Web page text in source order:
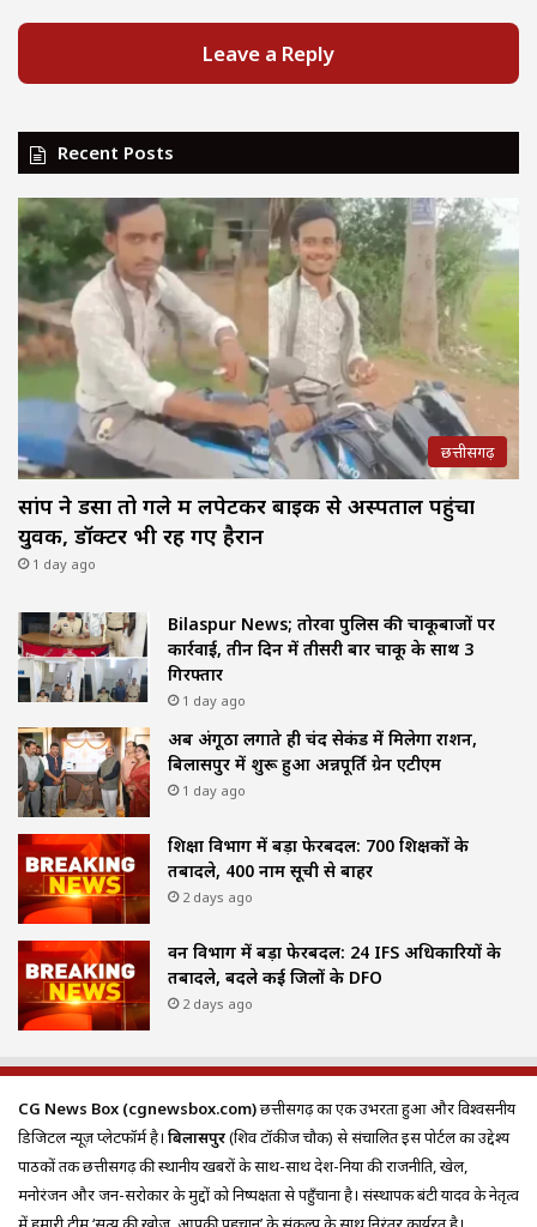
Leave a Reply
Recent Posts
छत्तीसगढ़
सांप ने डसा तो गले में लपेटकर बाइक से अस्पताल पहुंचा
युवक, डॉक्टर भी रह गए हैरान
1 day ago
Bilaspur News; तोरवा पुलिस की चाकूबाजों पर
कार्रवाई, तीन दिन में तीसरी बार चाकू के साथ 3
गिरफ्तार
1 day ago
अब अंगूठा लगाते ही चंद सेकंड में मिलेगा राशन,
बिलासपुर में शुरू हुआ अन्नपूर्ति ग्रेन एटीएम
1 day ago
शिक्षा विभाग में बड़ा फेरबदल: 700 शिक्षकों के
तबादले, 400 नाम सूची से बाहर
2 days ago
वन विभाग में बड़ा फेरबदल: 24 IFS अधिकारियों के
तबादले, बदले कई जिलों के DFO
2 days ago
CG News Box (cgnewsbox.com)छत्तीसगढ़ का एक उभरता हुआ और विश्वसनीय
डिजिटल न्यूज़ प्लेटफॉर्म है। बिलासपुर(शिव टॉकीज चौक) से संचालित इस पोर्टल का उद्देश्य
पाठकों तक छत्तीसगढ़ की स्थानीय खबरों के साथ-साथ देश-दुनिया की राजनीति, खेल,
मनोरंजन और जन-सरोकार के मुद्दों को निष्पक्षता से पहुँचाना है। संस्थापक बंटी यादव के नेतृत्व